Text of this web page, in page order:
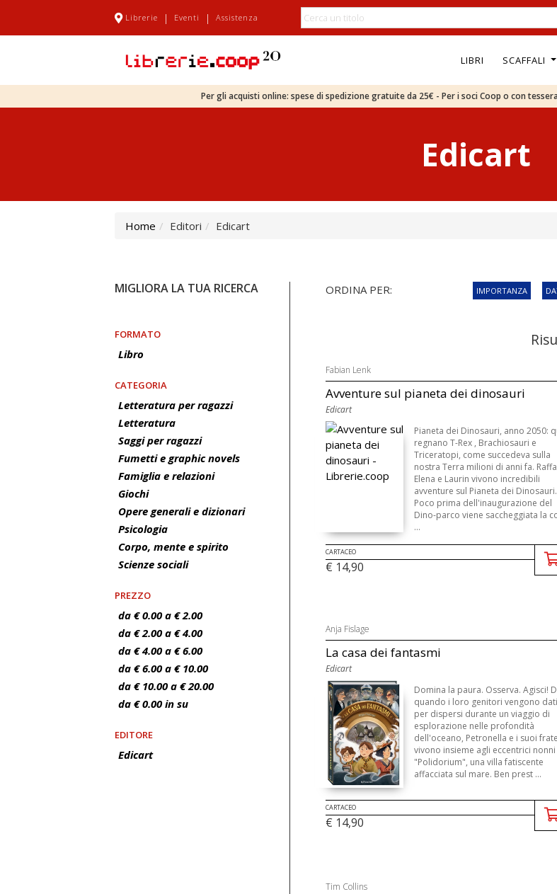
Librerie | Eventi | Assistenza
LIBRI SCAFFALI
Per gli acquisti online: spese di spedizione gratuite da 25€ - Per i soci Coop o con
Edicart
Home Editori Edicart
MIGLIORA LA TUA RICERCA
FORMATO
Libro
CATEGORIA
Letteratura per ragazzi
Letteratura
Saggi per ragazzi
Fumetti e graphic novels
Famiglia e relazioni
Giochi
Opere generali e dizionari
Psicologia
Corpo, mente e spirito
Scienze sociali
PREZZO
da € 0.00 a € 2.00
da € 2.00 a € 4.00
da € 4.00 a € 6.00
da € 6.00 a € 10.00
da € 10.00 a € 20.00
da € 0.00 in su
EDITORE
Edicart
ORDINA PER: IMPORTANZA
Fabian Lenk
Avventure sul pianeta dei dinosauri
Edicart
Pianeta dei Dinosauri, anno 2050:
regnano T-Rex , Brachiosauri e
Triceratopi, come succedeva sulla
nostra Terra milioni di anni fa.
Elena e Laurin vivono incredibili
avventure sul Pianeta dei Dinosauri.
Poco prima dell'inaugurazione del
Dino-parco viene saccheggiata la
...
CARTACEO
€ 14,90
Anja Fislage
La casa dei fantasmi
Edicart
Domina la paura. Osserva. Agisci!
quando i loro genitori vengono dati
per dispersi durante un viaggio di
esplorazione nelle profondità
dell'oceano, Petronella e i suoi
vivono insieme agli eccentrici nonni
"Polidorium", una villa fatiscente
affacciata sul mare. Ben prest ...
CARTACEO
€ 14,90
Tim Collins